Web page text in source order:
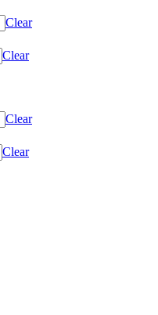
Clear
Clear
Clear
Clear